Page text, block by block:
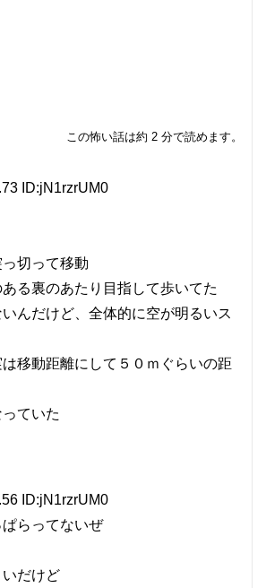
この怖い話は約 2 分で読めます。
ID:jN1rzrUM0
切って移動
る裏のあたり目指して歩いてた
んだけど、全体的に空が明るいス
移動距離にして５０ｍぐらいの距
ていた
ID:jN1rzrUM0
らってないぜ
だけど